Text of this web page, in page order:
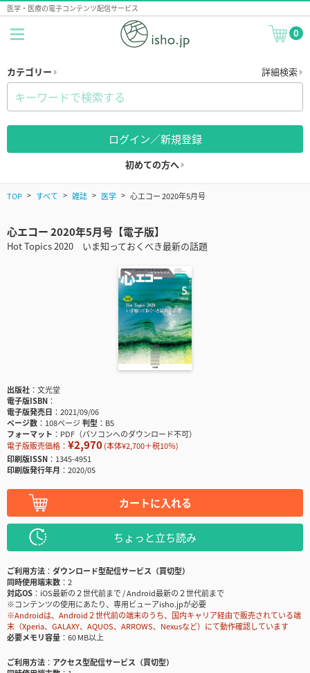
医学・医療の電子コンテンツ配信サービス
0
カテゴリー 詳細検索
ログイン／新規登録
初めての方へ
TOP すべて 雑誌 医学 心エコー 2020年5月号
心エコー 2020年5月号【電子版】
Hot Topics 2020 いま知っておくべき最新の話題
出版社
文光堂
電子版ISBN
電子版発売日
2021/09/06
ページ数
108ページ判型
B5
フォーマット
PDF（パソコンへのダウンロード不可）
電子版販売価格： ¥2,970(本体¥2,700＋税10％)
印刷版ISSN
1345-4951
印刷版発行年月
2020/05
カートに入れる
ちょっと立ち読み
ご利用方法
ダウンロード型配信サービス（買切型）
同時使用端末数
2
対応OS
iOS最新の２世代前まで / Android最新の２世代前まで
※コンテンツの使用にあたり、専用ビューアisho.jpが必要
※Androidは、Android２世代前の端末のうち、国内キャリア経由で販売されている端
末（Xperia、GALAXY、AQUOS、ARROWS、Nexusなど）にて動作確認しています
必要メモリ容量
60 MB以上
ご利用方法
アクセス型配信サービス（買切型）